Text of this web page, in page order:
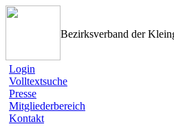
Bezirksverband der
Login
Volltextsuche
Presse
Mitgliederbereich
Kontakt